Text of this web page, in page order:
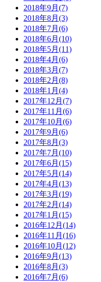
2018年9月(7)
2018年8月(3)
2018年7月(6)
2018年6月(10)
2018年5月(11)
2018年4月(6)
2018年3月(7)
2018年2月(8)
2018年1月(4)
2017年12月(7)
2017年11月(6)
2017年10月(6)
2017年9月(6)
2017年8月(3)
2017年7月(10)
2017年6月(15)
2017年5月(14)
2017年4月(13)
2017年3月(19)
2017年2月(14)
2017年1月(15)
2016年12月(14)
2016年11月(16)
2016年10月(12)
2016年9月(13)
2016年8月(3)
2016年7月(6)